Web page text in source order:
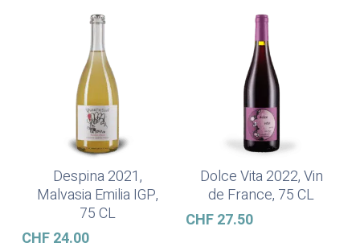
Ajouter Au Panier
Despina 2021,
Malvasia Emilia IGP,
75 CL
CHF24.00
Ajouter Au Panier
Dolce Vita 2022, Vin
de France, 75 CL
CHF27.50